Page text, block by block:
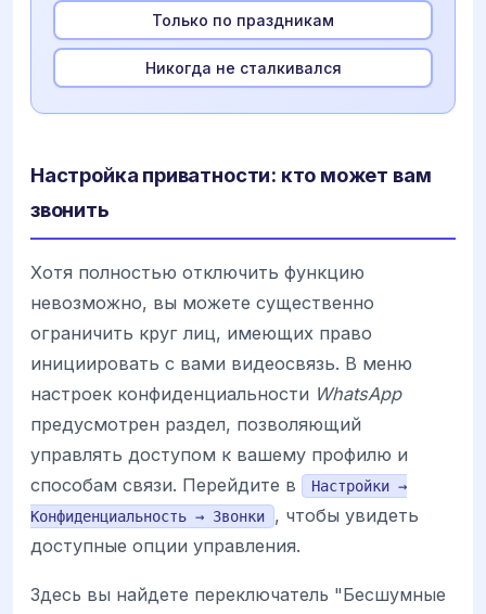
Только по праздникам
Никогда не сталкивался
Настройка приватности: кто может вам
звонить
Хотя полностью отключить функцию
невозможно, вы можете существенно
ограничить круг лиц, имеющих право
инициировать с вами видеосвязь. В меню
настроек конфиденциальности WhatsApp
предусмотрен раздел, позволяющий
управлять доступом к вашему профилю и
способам связи. Перейдите в
Настройки →
Конфиденциальность → Звонки
, чтобы увидеть
доступные опции управления.
Здесь вы найдете переключатель "Бесшумные